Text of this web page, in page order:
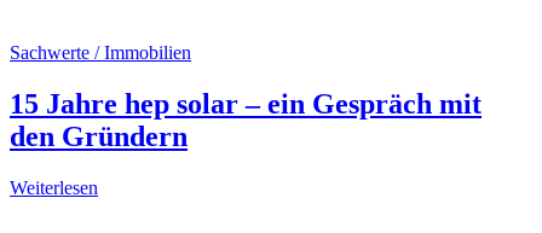
Sachwerte / Immobilien
15 Jahre hep solar – ein Gespräch mit
den Gründern
Weiterlesen